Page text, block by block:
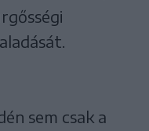
sem csak a